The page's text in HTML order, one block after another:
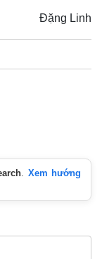
Đặng Linh
. Xem hướng